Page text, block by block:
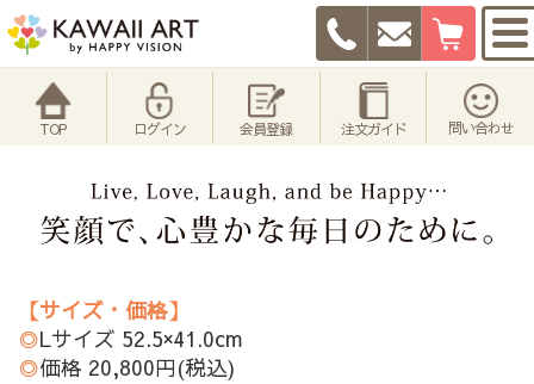
TOP ログイン 会員登録 注文ガイド 問い合わせ
【サイズ・価格】
◎Lサイズ 52.5×41.0cm
◎価格 20,800円(税込)